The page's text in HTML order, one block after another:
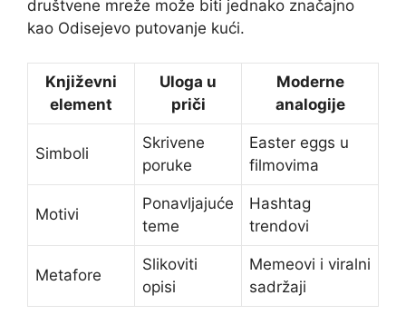
društvene mreže može biti jednako značajno
kao Odisejevo putovanje kući.
Književni
element
Uloga u
priči
Moderne
analogije
Simboli
Skrivene
poruke
Easter eggs u
filmovima
Motivi
Ponavljajuće
teme
Hashtag
trendovi
Metafore
Slikoviti
opisi
Memeovi i viralni
sadržaji